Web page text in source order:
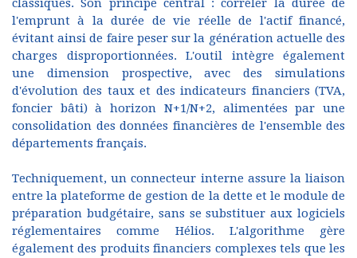
classiques. Son principe central : corréler la durée de
l'emprunt à la durée de vie réelle de l'actif financé,
évitant ainsi de faire peser sur la génération actuelle des
charges disproportionnées. L'outil intègre également
une dimension prospective, avec des simulations
d'évolution des taux et des indicateurs financiers (TVA,
foncier bâti) à horizon N+1/N+2, alimentées par une
consolidation des données financières de l'ensemble des
départements français.
Techniquement, un connecteur interne assure la liaison
entre la plateforme de gestion de la dette et le module de
préparation budgétaire, sans se substituer aux logiciels
réglementaires comme Hélios. L'algorithme gère
également des produits financiers complexes tels que les